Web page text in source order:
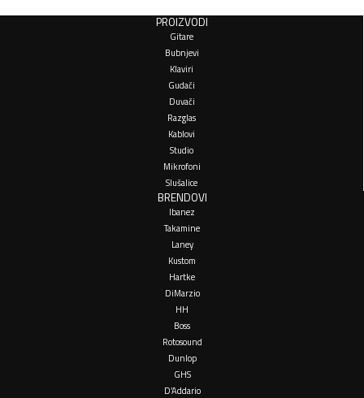
PROIZVODI
Gitare
Bubnjevi
Klaviri
Gudači
Duvači
Razglas
Kablovi
Studio
Mikrofoni
Slušalice
BRENDOVI
Ibanez
Takamine
Laney
Kustom
Hartke
DiMarzio
HH
Boss
Rotosound
Dunlop
GHS
D’Addario